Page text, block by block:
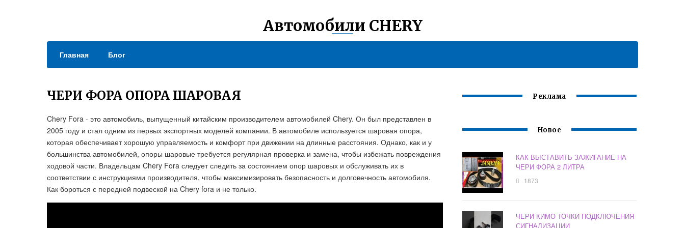
Автомобили CHERY
Главная Блог
ЧЕРИ ФОРА ОПОРА ШАРОВАЯ
Chery Fora - это автомобиль, выпущенный китайским производителем автомобилей Chery. Он был представлен в
2005 году и стал одним из первых экспортных моделей компании. В автомобиле используется шаровая опора,
которая обеспечивает хорошую управляемость и комфорт при движении на длинные расстояния. Однако, как и у
большинства автомобилей, опоры шаровые требуется регулярная проверка и замена, чтобы избежать повреждения
ходовой части. Владельцам Chery Fora следует следить за состоянием опор шаровых и обслуживать их в
соответствии с инструкциями производителя, чтобы максимизировать безопасность и долговечность автомобиля.
Как бороться с передней подвеской на Chery fora и не только.
Реклама
Новое
КАК ВЫСТАВИТЬ ЗАЖИГАНИЕ НА
ЧЕРИ ФОРА 2 ЛИТРА
1873
ЧЕРИ КИМО ТОЧКИ ПОДКЛЮЧЕНИЯ
СИГНАЛИЗАЦИИ